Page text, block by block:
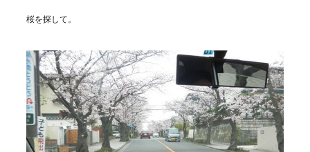
桜を探して。